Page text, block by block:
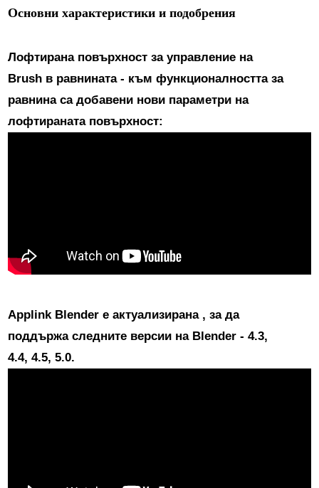
Основни характеристики и подобрения
Лофтирана повърхност за управление на
Brush в равнината- към функционалността за
равнина са добавени нови параметри на
лофтираната повърхност:
Applink Blender е актуализирана, за да
поддържа следните версии на Blender - 4.3,
4.4, 4.5, 5.0.